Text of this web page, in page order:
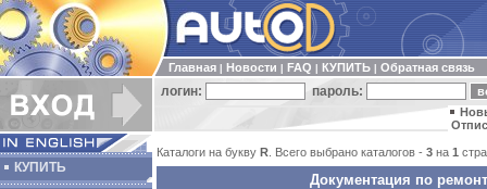
Главная Новости FAQ КУПИТЬ Обратная связь
логин: пароль:
КУПИТЬ
Каталоги на букву R . Всего выбрано каталогов - 3 на 1
Документация по